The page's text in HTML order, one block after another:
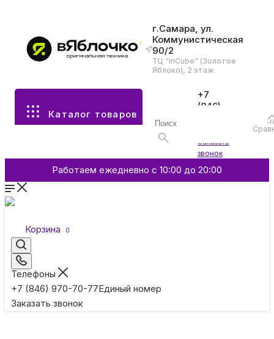
г.Самара, ул.
Коммунистическая
90/2
ТЦ “InCube” (Золотое
Яблоко), 2 этаж
Каталог товаров
+7
(846)
Заказать
звонок
Работаем ежедневно с 10:00 до 20:00
Корзина 0
Телефоны
+7 (846) 970-70-77Единый номер
Заказать звонок
Все разделы каталога
Аксессуары
Смартфоны и гаджеты